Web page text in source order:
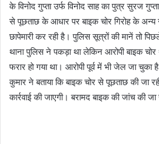
के विनोद गुप्ता उर्फ विनोद साह का पुत्र सुरज
से पूछताछ के आधार पर बाइक चोर गिरोह के अन्य
छापेमारी कर रही है। पुलिस सूत्रों की मानें तो
थाना पुलिस ने पकड़ा था लेकिन आरोपी बाइक
फरार हो गया था। आरोपी पूर्व में भी जेल जा चुका
कुमार ने बताया कि बाइक चोर से पूछताछ की जा
कार्रवाई की जाएगी। बरामद बाइक की जांच की जा